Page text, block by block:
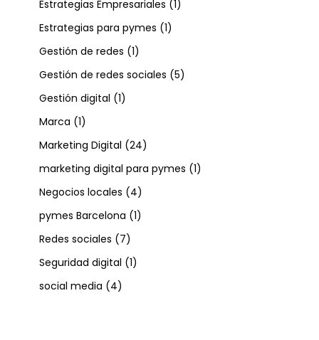
Estrategias Empresariales (1)
Estrategias para pymes (1)
Gestión de redes (1)
Gestión de redes sociales (5)
Gestión digital (1)
Marca (1)
Marketing Digital (24)
marketing digital para pymes (1)
Negocios locales (4)
pymes Barcelona (1)
Redes sociales (7)
Seguridad digital (1)
social media (4)